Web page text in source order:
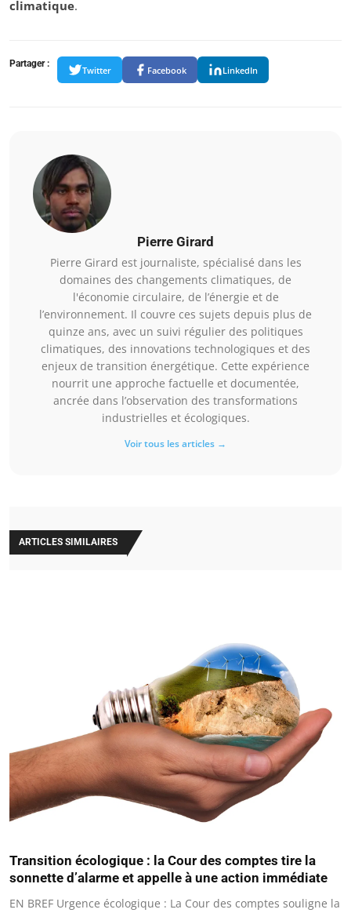
climatique.
Partager :
Twitter Facebook LinkedIn
Pierre Girard
Pierre Girard est journaliste, spécialisé dans les
domaines des changements climatiques, de
l'économie circulaire, de l’énergie et de
l’environnement. Il couvre ces sujets depuis plus de
quinze ans, avec un suivi régulier des politiques
climatiques, des innovations technologiques et des
enjeux de transition énergétique. Cette expérience
nourrit une approche factuelle et documentée,
ancrée dans l’observation des transformations
industrielles et écologiques.
Voir tous les articles →
ARTICLES SIMILAIRES
Transition écologique : la Cour des comptes tire la
sonnette d’alarme et appelle à une action immédiate
EN BREF Urgence écologique : La Cour des comptes souligne la